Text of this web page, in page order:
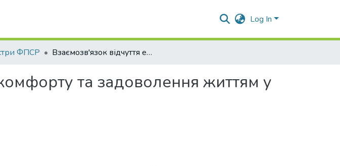
Log In
ФПСР Взаємозв'язок відчуття емоційного комфорту та задоволення життям у жінок
та задоволення життям у